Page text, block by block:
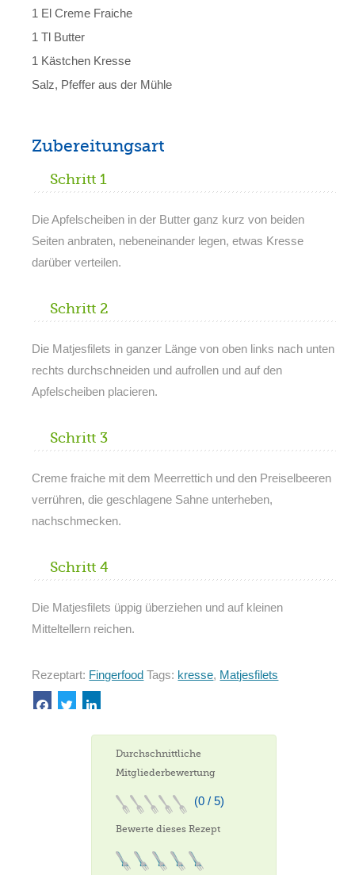
1 El Creme Fraiche
1 Tl Butter
1 Kästchen Kresse
Salz, Pfeffer aus der Mühle
Zubereitungsart
Schritt 1
Die Apfelscheiben in der Butter ganz kurz von beiden
Seiten anbraten, nebeneinander legen, etwas Kresse
darüber verteilen.
Schritt 2
Die Matjesfilets in ganzer Länge von oben links nach unten
rechts durchschneiden und aufrollen und auf den
Apfelscheiben placieren.
Schritt 3
Creme fraiche mit dem Meerrettich und den Preiselbeeren
verrühren, die geschlagene Sahne unterheben,
nachschmecken.
Schritt 4
Die Matjesfilets üppig überziehen und auf kleinen
Mitteltellern reichen.
Rezeptart: Fingerfood Tags: kresse, Matjesfilets
Durchschnittliche
Mitgliederbewertung
(0 / 5)
Bewerte dieses Rezept